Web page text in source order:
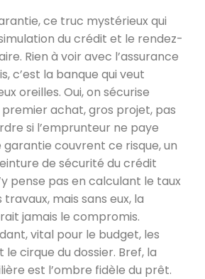
ce truc mystérieux qui
du crédit et le rendez-
Rien à voir avec l’assurance
c’est la banque qui veut
oreilles. Oui, on sécurise
premier achat, gros projet, pas
si l’emprunteur ne paye
garantie couvrent ce risque, un
de sécurité du crédit
pense pas en calculant le taux
mais sans eux, la
jamais le compromis.
vital pour le budget, les
cirque du dossier. Bref, la
est l’ombre fidèle du prêt.